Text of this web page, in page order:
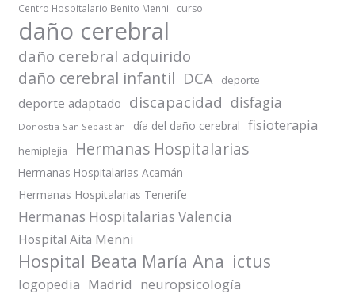
Centro Hospitalario Benito Menni curso
daño cerebral
daño cerebral adquirido
daño cerebral infantil DCA deporte
deporte adaptado discapacidad disfagia
Donostia-San Sebastián día del daño cerebral fisioterapia
hemiplejia Hermanas Hospitalarias
Hermanas Hospitalarias Acamán
Hermanas Hospitalarias Tenerife
Hermanas Hospitalarias Valencia
Hospital Aita Menni
Hospital Beata María Ana ictus
logopedia Madrid neuropsicología